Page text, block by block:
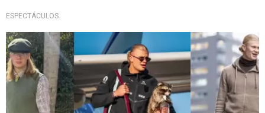
ESPECTÁCULOS
Moda y millones